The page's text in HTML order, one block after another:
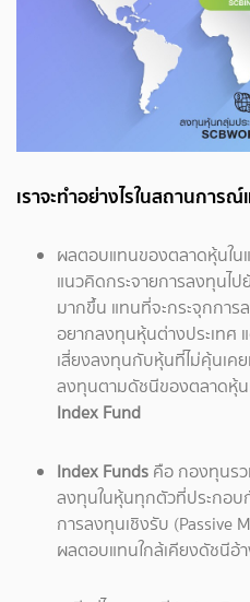
เราจะทำอย่างไรในสถานการ
ผลตอบแทนของตลาดหุ้นใน
แนวคิดกระจายการลงทุนไป
มากขึ้น แทนที่จะกระจุกการ
อยากลงทุนหุ้นต่างประเทศ
เสี่ยงลงทุนกับหุ้นที่ไม่คุ้นเค
ลงทุนตามดัชนีของตลาดหุ้
Index Fund
Index Funds คือ กองทุนร
ลงทุนในหุ้นทุกตัวที่ประกอบ
การลงทุนเชิงรับ (Passive
ผลตอบแทนใกล้เคียงดัชนีอ้